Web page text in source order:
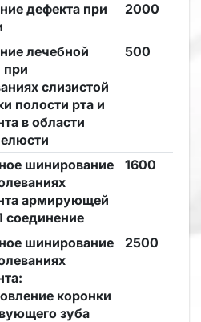
дефекта при
2000
лечебной
при
слизистой
полости рта и
в области
500
шинирование
армирующей
соединение
1600
шинирование
коронки
зуба
2500